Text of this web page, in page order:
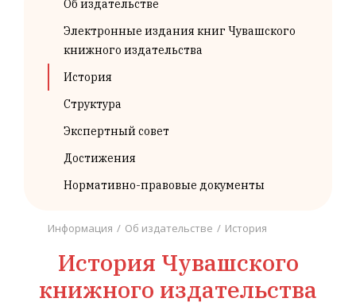
Об издательстве
Электронные издания книг Чувашского
книжного издательства
История
Структура
Экспертный совет
Достижения
Нормативно-правовые документы
Информация / Об издательстве / История
История Чувашского
книжного издательства